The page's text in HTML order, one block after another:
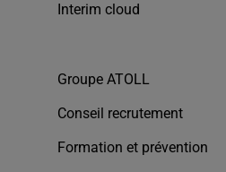
Interim cloud
Groupe ATOLL
Conseil recrutement
Formation et prévention